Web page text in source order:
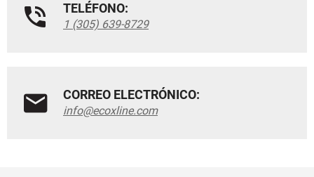
TELÉFONO:
1 (305) 639-8729
CORREO ELECTRÓNICO:
info@ecoxline.com